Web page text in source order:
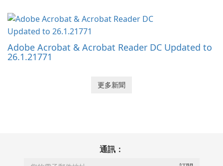
Adobe Acrobat & Acrobat Reader DC Updated to
26.1.21771
更多新聞
通訊：